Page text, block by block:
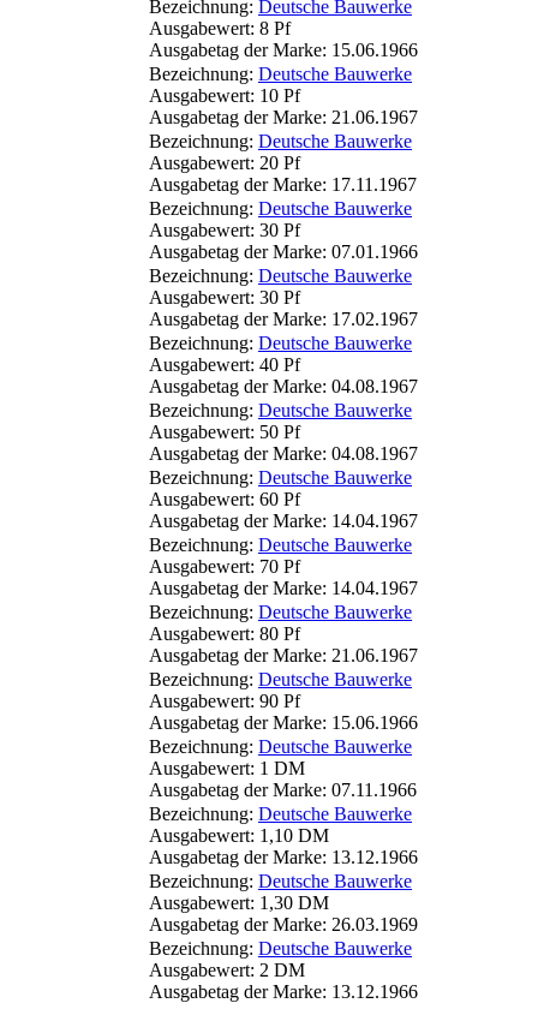
Bezeichnung: Deutsche Bauwerke
Ausgabewert: 8 Pf
Ausgabetag der Marke: 15.06.1966
Bezeichnung: Deutsche Bauwerke
Ausgabewert: 10 Pf
Ausgabetag der Marke: 21.06.1967
Bezeichnung: Deutsche Bauwerke
Ausgabewert: 20 Pf
Ausgabetag der Marke: 17.11.1967
Bezeichnung: Deutsche Bauwerke
Ausgabewert: 30 Pf
Ausgabetag der Marke: 07.01.1966
Bezeichnung: Deutsche Bauwerke
Ausgabewert: 30 Pf
Ausgabetag der Marke: 17.02.1967
Bezeichnung: Deutsche Bauwerke
Ausgabewert: 40 Pf
Ausgabetag der Marke: 04.08.1967
Bezeichnung: Deutsche Bauwerke
Ausgabewert: 50 Pf
Ausgabetag der Marke: 04.08.1967
Bezeichnung: Deutsche Bauwerke
Ausgabewert: 60 Pf
Ausgabetag der Marke: 14.04.1967
Bezeichnung: Deutsche Bauwerke
Ausgabewert: 70 Pf
Ausgabetag der Marke: 14.04.1967
Bezeichnung: Deutsche Bauwerke
Ausgabewert: 80 Pf
Ausgabetag der Marke: 21.06.1967
Bezeichnung: Deutsche Bauwerke
Ausgabewert: 90 Pf
Ausgabetag der Marke: 15.06.1966
Bezeichnung: Deutsche Bauwerke
Ausgabewert: 1 DM
Ausgabetag der Marke: 07.11.1966
Bezeichnung: Deutsche Bauwerke
Ausgabewert: 1,10 DM
Ausgabetag der Marke: 13.12.1966
Bezeichnung: Deutsche Bauwerke
Ausgabewert: 1,30 DM
Ausgabetag der Marke: 26.03.1969
Bezeichnung: Deutsche Bauwerke
Ausgabewert: 2 DM
Ausgabetag der Marke: 13.12.1966